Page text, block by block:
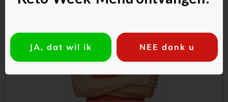
JA, dat wil ik NEE dank u